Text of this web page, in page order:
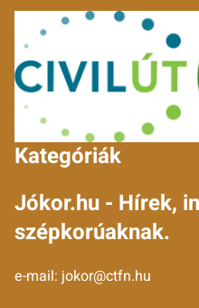
Kategóriák
Jókor.hu - Hírek,
szépkorúaknak.
e-mail: jokor@ctfn.hu